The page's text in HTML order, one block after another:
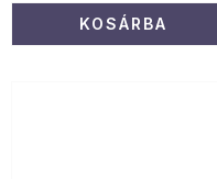
KOSÁRBA